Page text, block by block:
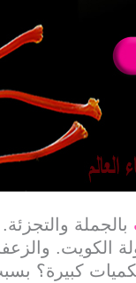
بالجملة
الكويت.
كبيرة؟